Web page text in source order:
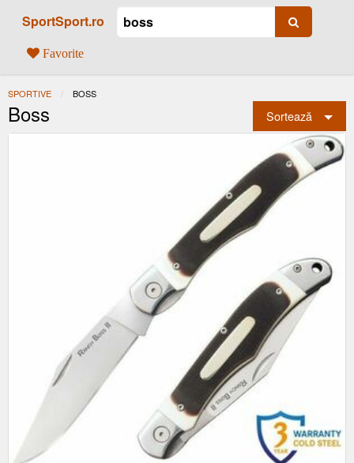
SportSport.ro
Favorite
SPORTIVE ACTUAL:
BOSS
Boss Sortează